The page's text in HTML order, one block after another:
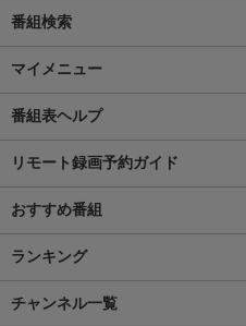
番組検索
マイメニュー
番組表ヘルプ
リモート録画予約ガイド
おすすめ番組
ランキング
チャンネル一覧